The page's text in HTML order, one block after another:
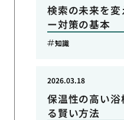
検索の未来を
ー対策の基本
知識
保温性の高い
る賢い方法
2026.03.18